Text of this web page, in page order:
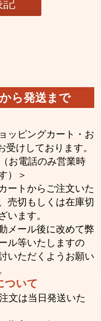
ら発送まで
ッピングカート・お
受けしております。
お電話のみ営業時
）＞
ートからご注文いた
売切もしくは在庫切
います。
メール後に改めて弊
ル等いたしますの
いただくようお願い
ついて
文は当日発送いた